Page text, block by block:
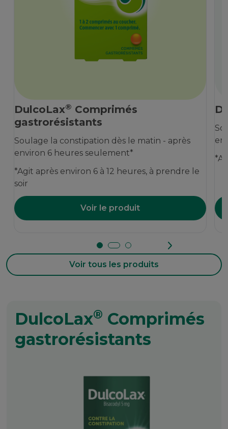
DulcoLax® Comprimés
gastrorésistants
Soulage la constipation dès le matin - après
environ 6 heures seulement*
*Agit après environ 6 à 12 heures, à prendre le
soir
Voir le produit
Voir tous les produits
DulcoLax® Comprimés
gastrorésistants